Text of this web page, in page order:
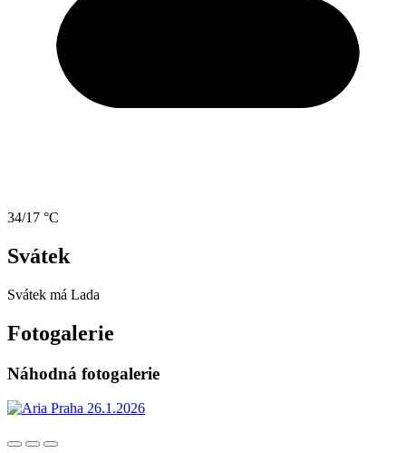
34/17 °C
Svátek
Svátek má Lada
Fotogalerie
Náhodná fotogalerie